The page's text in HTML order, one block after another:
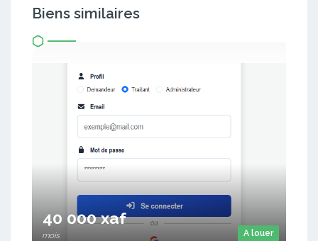
Biens similaires
A louer
40 000 xaf
mois